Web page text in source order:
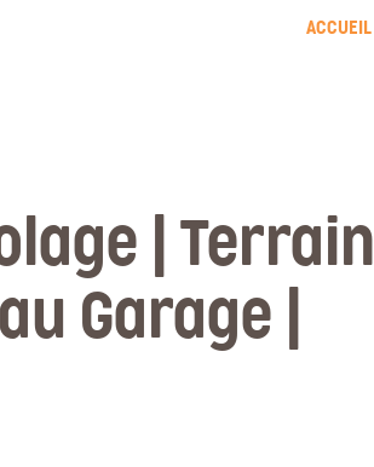
ACCUEIL
| Terrain
Garage |